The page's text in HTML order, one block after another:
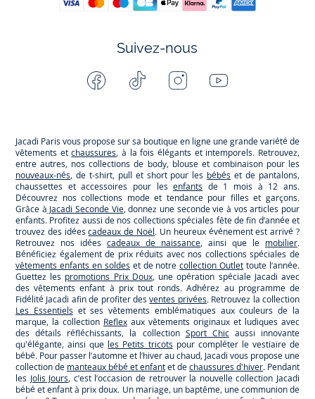
Suivez-nous
Facebook Tiktok InstagramYoutube
Jacadi Paris vous propose sur sa boutique en ligne une grande variété de
vêtements etchaussures, à la fois élégants et intemporels. Retrouvez,
entre autres, nos collections de body, blouse et combinaison pour les
nouveaux-nés, de t-shirt, pull et short pour les bébés et de pantalons,
chaussettes et accessoires pour lesenfants de 1 mois à 12 ans.
Découvrez nos collections mode et tendance pour filles et garçons.
Grâce à Jacadi Seconde Vie, donnez une seconde vie à vos articles pour
enfants. Profitez aussi de nos collections spéciales fête de fin d’année et
trouvez des idéescadeaux de Noël. Un heureux événement est arrivé ?
Retrouvez nos idées cadeaux de naissance, ainsi que le mobilier.
Bénéficiez également de prix réduits avec nos collections spéciales de
vêtements enfants en soldeset de notrecollection Outlet toute l’année.
Guettez les promotions Prix Doux, une opération spéciale Jacadi avec
des vêtements enfant à prix tout ronds. Adhérez au programme de
Fidélité Jacadi afin de profiter desventes privées. Retrouvez la collection
Les Essentielset ses vêtements emblématiques aux couleurs de la
marque, la collection Reflex aux vêtements originaux et ludiques avec
des détails réfléchissants, la collection Sport Chicaussi innovante
qu'élégante, ainsi que les Petits tricotspour compléter le vestiaire de
bébé. Pour passer l’automne et l’hiver au chaud, Jacadi vous propose une
collection de manteaux bébé et enfantet dechaussures d'hiver. Pendant
les Jolis Jours, c’est l’occasion de retrouver la nouvelle collection Jacadi
bébé et enfant à prix doux. Un mariage, un baptême, une communion de